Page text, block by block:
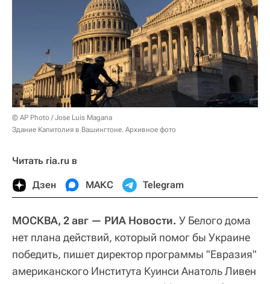
© AP Photo / Jose Luis Magana
Здание Капитолия в Вашингтоне. Архивное фото
Читать ria.ru в
Дзен МАКС Telegram
МОСКВА, 2 авг — РИА Новости. У Белого дома
нет плана действий, который помог бы Украине
победить, пишет директор программы "Евразия"
американского Института Куинси Анатоль Ливен